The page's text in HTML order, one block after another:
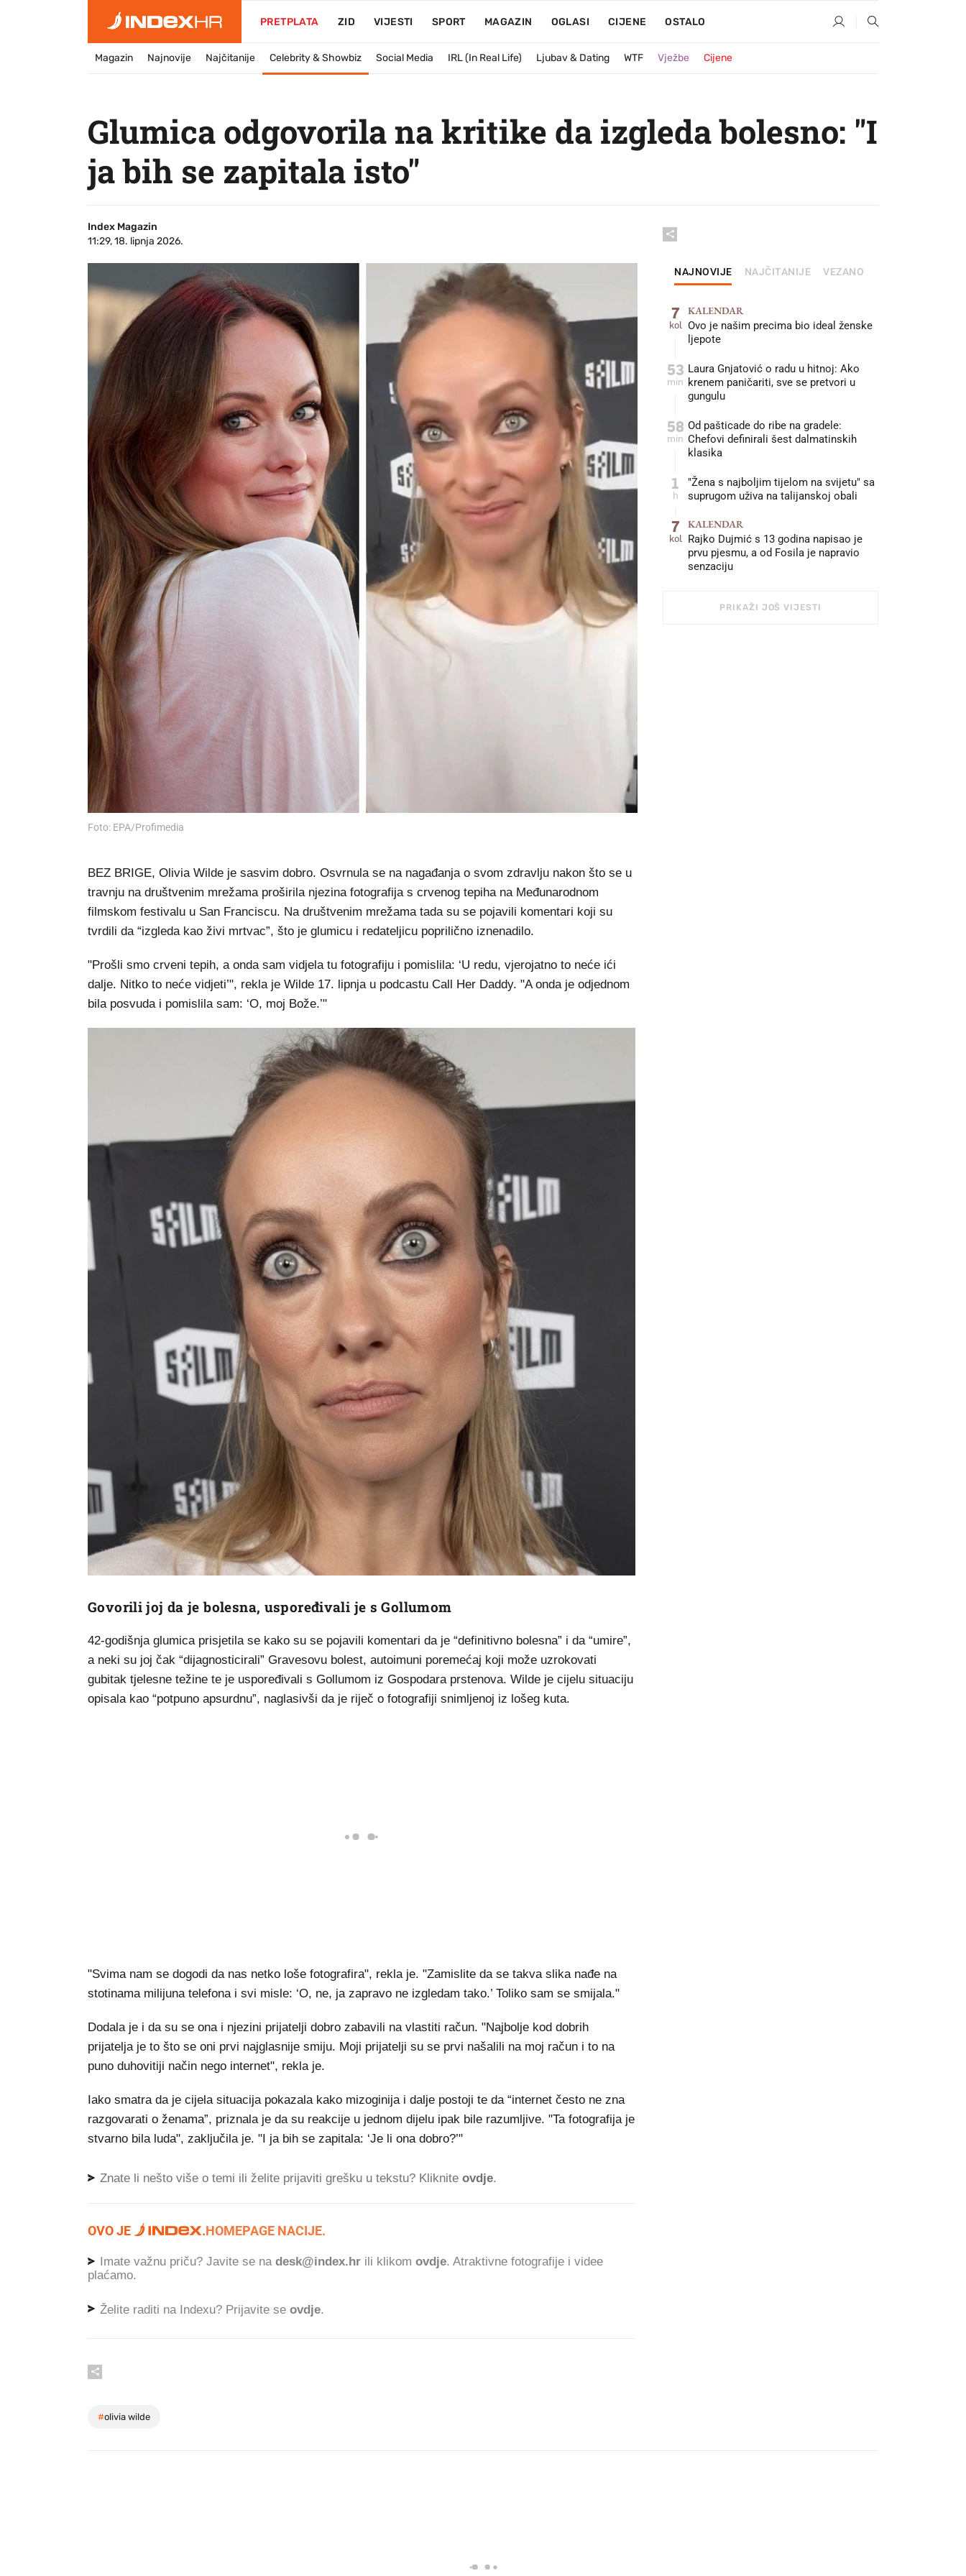
PRETPLATA ZID VIJESTI SPORT MAGAZIN OGLASI CIJENE OSTALO
Magazin Najnovije Najčitanije Celebrity & Showbiz Social Media IRL (In Real Life) Ljubav & Dating WTF Vježbe Cijene
Glumica odgovorila na kritike da izgleda bolesno: "I
ja bih se zapitala isto"
Index Magazin
11:29, 18. lipnja 2026.
Foto: EPA/Profimedia
BEZ BRIGE, Olivia Wilde je sasvim dobro. Osvrnula se na nagađanja o svom zdravlju nakon što se u
travnju na društvenim mrežama proširila njezina fotografija s crvenog tepiha na Međunarodnom
filmskom festivalu u San Franciscu. Na društvenim mrežama tada su se pojavili komentari koji su
tvrdili da “izgleda kao živi mrtvac”, što je glumicu i redateljicu poprilično iznenadilo.
"Prošli smo crveni tepih, a onda sam vidjela tu fotografiju i pomislila: ‘U redu, vjerojatno to neće ići
dalje. Nitko to neće vidjeti’", rekla je Wilde 17. lipnja u podcastu Call Her Daddy. "A onda je odjednom
bila posvuda i pomislila sam: ‘O, moj Bože.’"
Govorili joj da je bolesna, uspoređivali je s Gollumom
42-godišnja glumica prisjetila se kako su se pojavili komentari da je “definitivno bolesna” i da “umire”,
a neki su joj čak “dijagnosticirali” Gravesovu bolest, autoimuni poremećaj koji može uzrokovati
gubitak tjelesne težine te je uspoređivali s Gollumom iz Gospodara prstenova. Wilde je cijelu situaciju
opisala kao “potpuno apsurdnu”, naglasivši da je riječ o fotografiji snimljenoj iz lošeg kuta.
"Svima nam se dogodi da nas netko loše fotografira", rekla je. "Zamislite da se takva slika nađe na
stotinama milijuna telefona i svi misle: ‘O, ne, ja zapravo ne izgledam tako.’ Toliko sam se smijala."
Dodala je i da su se ona i njezini prijatelji dobro zabavili na vlastiti račun. "Najbolje kod dobrih
prijatelja je to što se oni prvi najglasnije smiju. Moji prijatelji su se prvi našalili na moj račun i to na
puno duhovitiji način nego internet", rekla je.
Iako smatra da je cijela situacija pokazala kako mizoginija i dalje postoji te da “internet često ne zna
razgovarati o ženama”, priznala je da su reakcije u jednom dijelu ipak bile razumljive. "Ta fotografija je
stvarno bila luda", zaključila je. "I ja bih se zapitala: ‘Je li ona dobro?’"
Znate li nešto više o temi ili želite prijaviti grešku u tekstu? Kliknite ovdje.
OVO JE .HOMEPAGE NACIJE.
Imate važnu priču? Javite se na desk@index.hr ili klikom ovdje. Atraktivne fotografije i videe
plaćamo.
Želite raditi na Indexu? Prijavite se ovdje.
#olivia wilde
NAJNOVIJE NAJČITANIJE VEZANO
7
kol
KALENDAR
Ovo je našim precima bio ideal ženske
ljepote
53
min
Laura Gnjatović o radu u hitnoj: Ako
krenem paničariti, sve se pretvori u
gungulu
58
min
Od pašticade do ribe na gradele:
Chefovi definirali šest dalmatinskih
klasika
1
h
"Žena s najboljim tijelom na svijetu" sa
suprugom uživa na talijanskoj obali
7
kol
KALENDAR
Rajko Dujmić s 13 godina napisao je
prvu pjesmu, a od Fosila je napravio
senzaciju
PRIKAŽI JOŠ VIJESTI